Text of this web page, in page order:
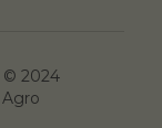
© 2024